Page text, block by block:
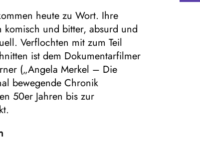
heute zu Wort. Ihre
und bitter, absurd und
Verflochten mit zum Teil
ist dem Dokumentarfilmer
(„Angela Merkel – Die
bewegende Chronik
50er Jahren bis zur